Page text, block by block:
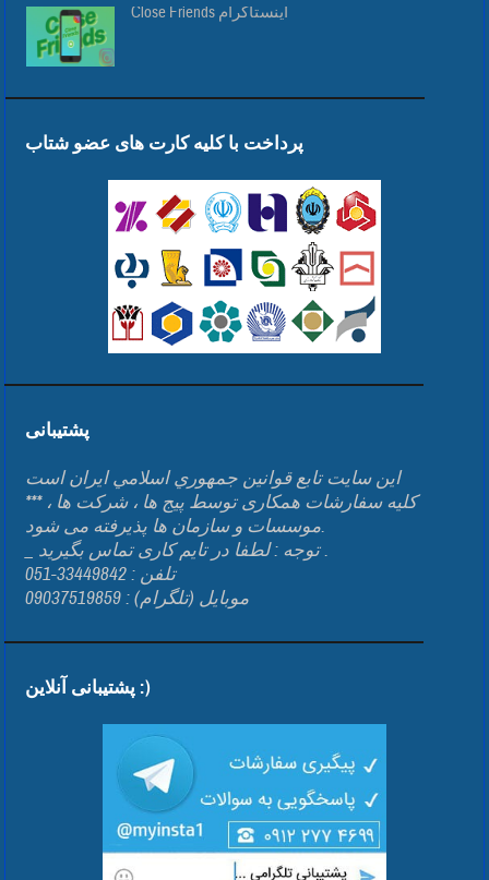
Close Friends اینستاگرام
پرداخت با کلیه کارت های عضو شتاب
پشتیبانی
اين سايت تابع قوانين جمهوري اسلامي ايران است
*** کلیه سفارشات همکاری توسط پیج ها ، شرکت ها ،
موسسات و سازمان ها پذیرفته می شود.
_ توجه : لطفا در تایم کاری تماس بگیرید .
تلفن : 33449842-051
موبایل (تلگرام) : 09037519859
پشتیبانی آنلاین :)